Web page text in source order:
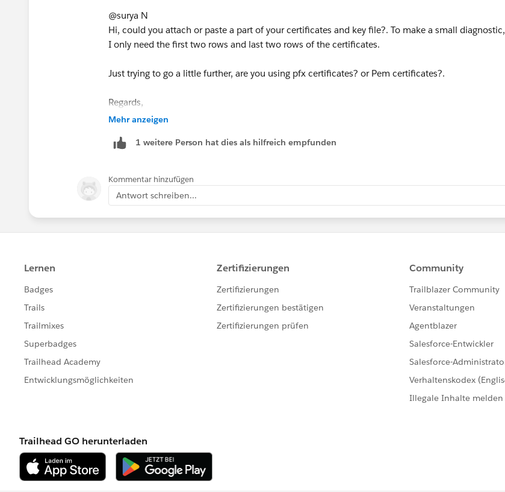
@surya N​
Hi, could you attach or paste a part of your certificates and key file?. To make a small diagnostic,
I only need the first two rows and last two rows of the certificates.
Just trying to go a little further, are you using pfx certificates? or Pem certificates?.
Regards,
Mehr anzeigen
1 weitere Person hat dies als hilfreich empfunden
Kommentar hinzufügen
Antwort schreiben...